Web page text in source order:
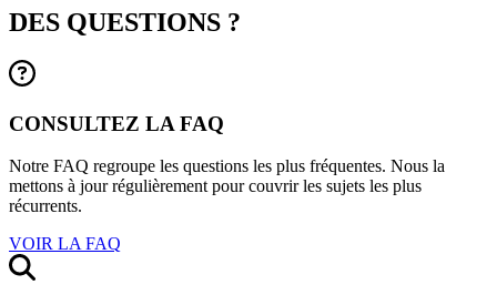
DES QUESTIONS ?
CONSULTEZ LA FAQ
Notre FAQ regroupe les questions les plus fréquentes. Nous la
mettons à jour régulièrement pour couvrir les sujets les plus
récurrents.
VOIR LA FAQ